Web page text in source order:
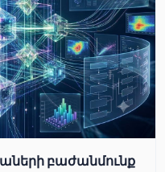
բաժանմունք